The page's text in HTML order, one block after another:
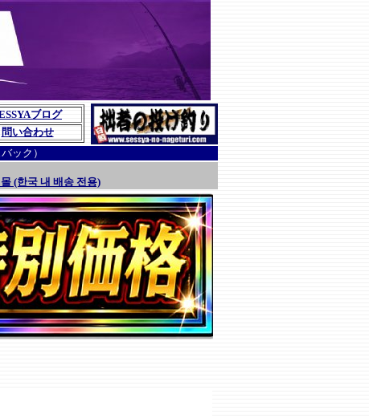
ブログ
問い合わせ
ック）
(한국 내 배송 전용)